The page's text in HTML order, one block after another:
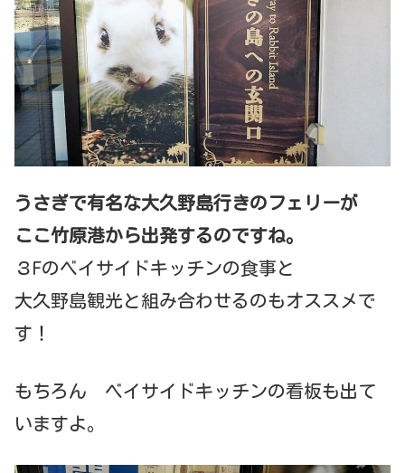
うさぎで有名な大久野島行きのフェリーが
ここ竹原港から出発するのですね。
３Fのベイサイドキッチンの食事と
大久野島観光と組み合わせるのもオススメで
す！
もちろん ベイサイドキッチンの看板も出て
いますよ。